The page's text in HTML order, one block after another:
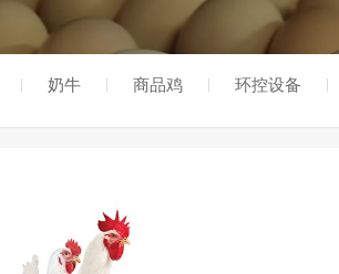
奶牛 商品鸡 环控设备